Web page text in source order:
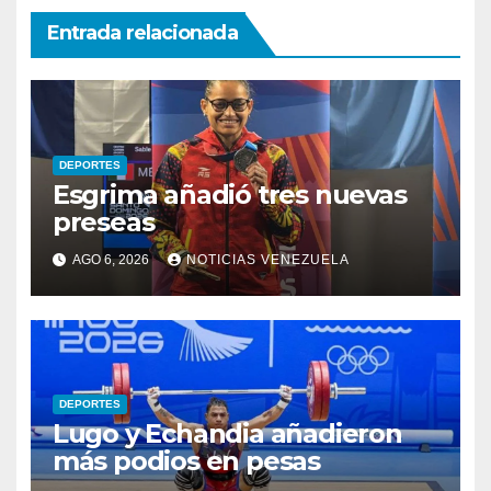
Entrada relacionada
DEPORTES
Esgrima añadió tres nuevas
preseas
AGO 6, 2026 NOTICIAS VENEZUELA
DEPORTES
Lugo y Echandia añadieron
más podios en pesas